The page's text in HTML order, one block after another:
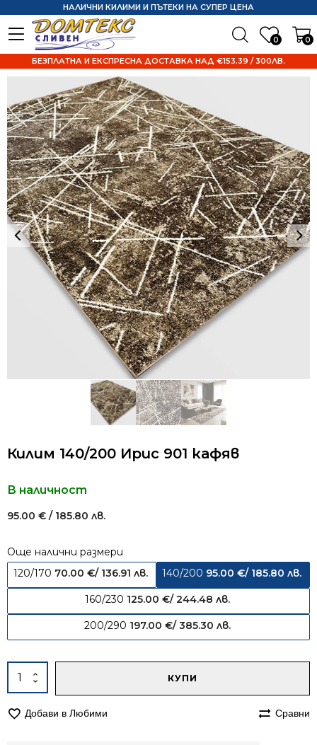
0 0
НАЛИЧНИ КИЛИМИ И ПЪТЕКИ НА СУПЕР ЦЕНА
БЕЗПЛАТНА И ЕКСПРЕСНА ДОСТАВКА НАД €153.39 / 300ЛВ.
Килим 140/200 Ирис 901 кафяв
В наличност
95.00 € / 185.80 лв.
Още налични размери
120/170 70.00 €/ 136.91 лв. 140/200 95.00€/ 185.80 лв.
160/230 125.00 €/ 244.48 лв.
200/290 197.00 €/ 385.30 лв.
количество
за
140/200
КУПИ
Добави в Любими Сравни